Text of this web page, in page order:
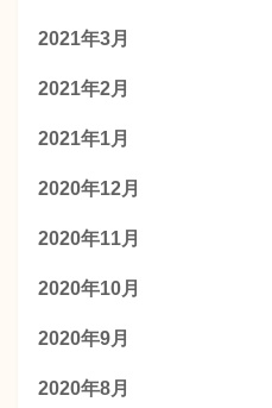
2021年3月
2021年2月
2021年1月
2020年12月
2020年11月
2020年10月
2020年9月
2020年8月